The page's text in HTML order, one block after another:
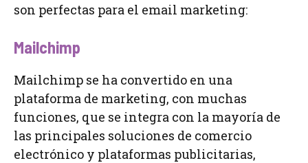
son perfectas para el email marketing:
Mailchimp
Mailchimp se ha convertido en una
plataforma de marketing, con muchas
funciones, que se integra con la mayoría de
las principales soluciones de comercio
electrónico y plataformas publicitarias,